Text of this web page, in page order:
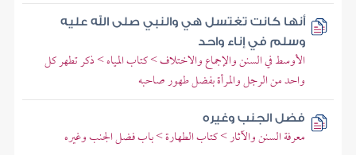
أنها كانت تغتسل هي والنبي صلى الله عليه
وسلم في إناء واحد
الأوسط في السنن والإجماع والاختلاف > كتاب المياه > ذكر تطهر كل
واحد من الرجل والمرأة بفضل طهور صاحبه
فضل الجنب وغيره
معرفة السنن والآثار > كتاب الطهارة > باب فضل الجنب وغيره